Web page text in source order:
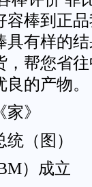
棒到正
具有样的
帮您省
的产物。
》
（图）
）成立